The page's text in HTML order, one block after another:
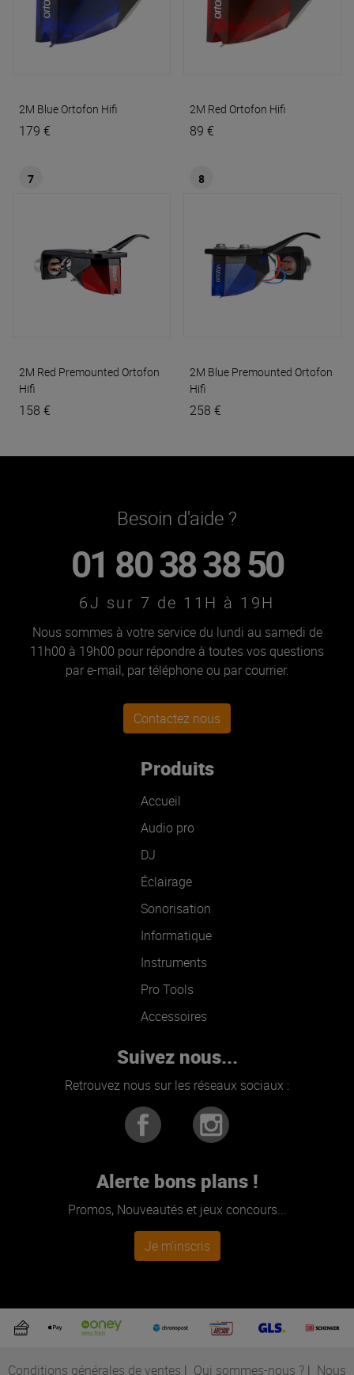
2M Blue Ortofon Hifi
179 €
2M Red Ortofon Hifi
89 €
7
2M Red Premounted Ortofon
Hifi
158 €
8
2M Blue Premounted Ortofon
Hifi
258 €
Besoin d'aide ?
01 80 38 38 50
6J sur 7 de 11H à 19H
Nous sommes à votre service du lundi au samedi de
11h00 à 19h00 pour répondre à toutes vos questions
par e-mail, par téléphone ou par courrier.
Contactez nous
Produits
Accueil
Audio pro
DJ
Éclairage
Sonorisation
Informatique
Instruments
Pro Tools
Accessoires
Suivez nous...
Retrouvez nous sur les réseaux sociaux :
Alerte bons plans !
Promos, Nouveautés et jeux concours...
Je m'inscris
Conditions générales de ventes | Qui sommes-nous ? | Nous